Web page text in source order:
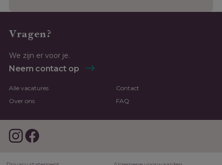
Vragen?
We zijn er voor je.
Neem contact op
Alle vacatures
Contact
Over ons
FAQ